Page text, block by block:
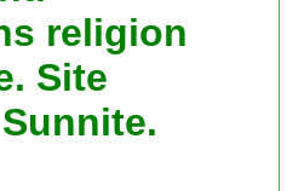
religion
Site